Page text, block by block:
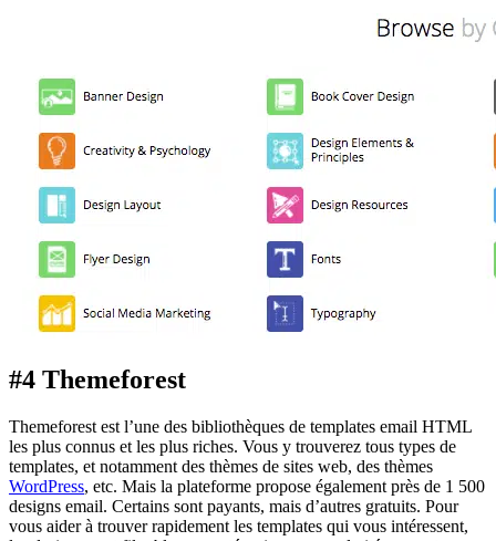
#4 Themeforest
Themeforest est l’une des bibliothèques de templates email HTML
les plus connus et les plus riches. Vous y trouverez tous types de
templates, et notamment des thèmes de sites web, des thèmes
WordPress, etc. Mais la plateforme propose également près de 1 500
designs email. Certains sont payants, mais d’autres gratuits. Pour
vous aider à trouver rapidement les templates qui vous intéressent,